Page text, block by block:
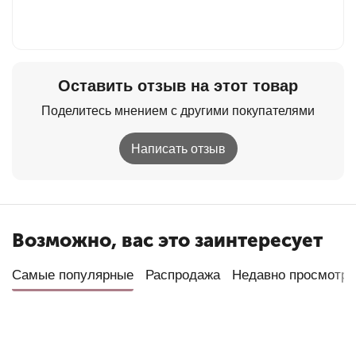
Оставить отзыв на этот товар
Поделитесь мнением с другими покупателями
Написать отзыв
Возможно, вас это заинтересует
Самые популярные Распродажа Недавно